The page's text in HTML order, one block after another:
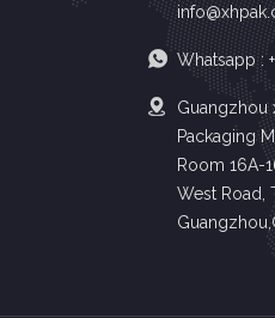
Whatsapp :
Guangzhou
Packaging
Room 16A-
West Road,